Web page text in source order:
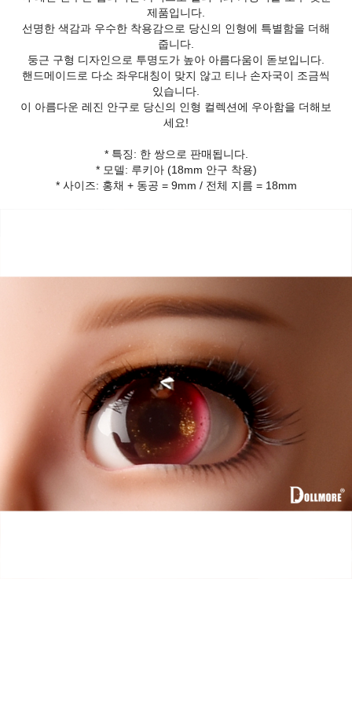
제품입니다.
선명한 색감과 우수한 착용감으로 당신의 인형에 특별함을 더해
줍니다.
둥근 구형 디자인으로 투명도가 높아 아름다움이 돋보입니다.
핸드메이드로 다소 좌우대칭이 맞지 않고 티나 손자국이 조금씩
있습니다.
이 아름다운 레진 안구로 당신의 인형 컬렉션에 우아함을 더해보
세요!
* 특징: 한 쌍으로 판매됩니다.
* 모델: 루키아 (18mm 안구 착용)
* 사이즈: 홍채 + 동공 = 9mm / 전체 지름 = 18mm